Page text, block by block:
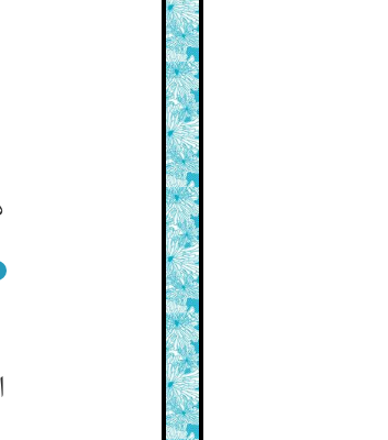
دست نه تا دست جنباند به دفع ** نطق نه تا دم زند در ضر و نفع‌‌